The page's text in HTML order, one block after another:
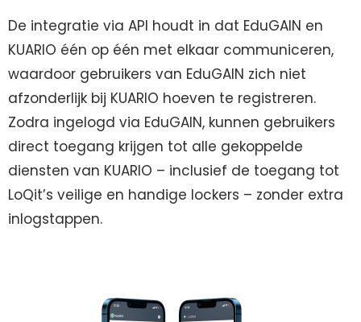
De integratie via API houdt in dat EduGAIN en
KUARIO één op één met elkaar communiceren,
waardoor gebruikers van EduGAIN zich niet
afzonderlijk bij KUARIO hoeven te registreren.
Zodra ingelogd via EduGAIN, kunnen gebruikers
direct toegang krijgen tot alle gekoppelde
diensten van KUARIO – inclusief de toegang tot
LoQit’s veilige en handige lockers – zonder extra
inlogstappen.